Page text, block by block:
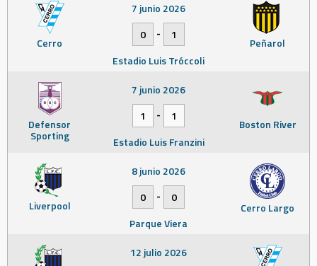
Cerro Peñarol
7 junio 2026
0
-
1
Estadio Luis Tróccoli
Defensor
Sporting
Boston River
7 junio 2026
1
-
1
Estadio Luis Franzini
Liverpool Cerro Largo
8 junio 2026
0
-
0
Parque Viera
12 julio 2026